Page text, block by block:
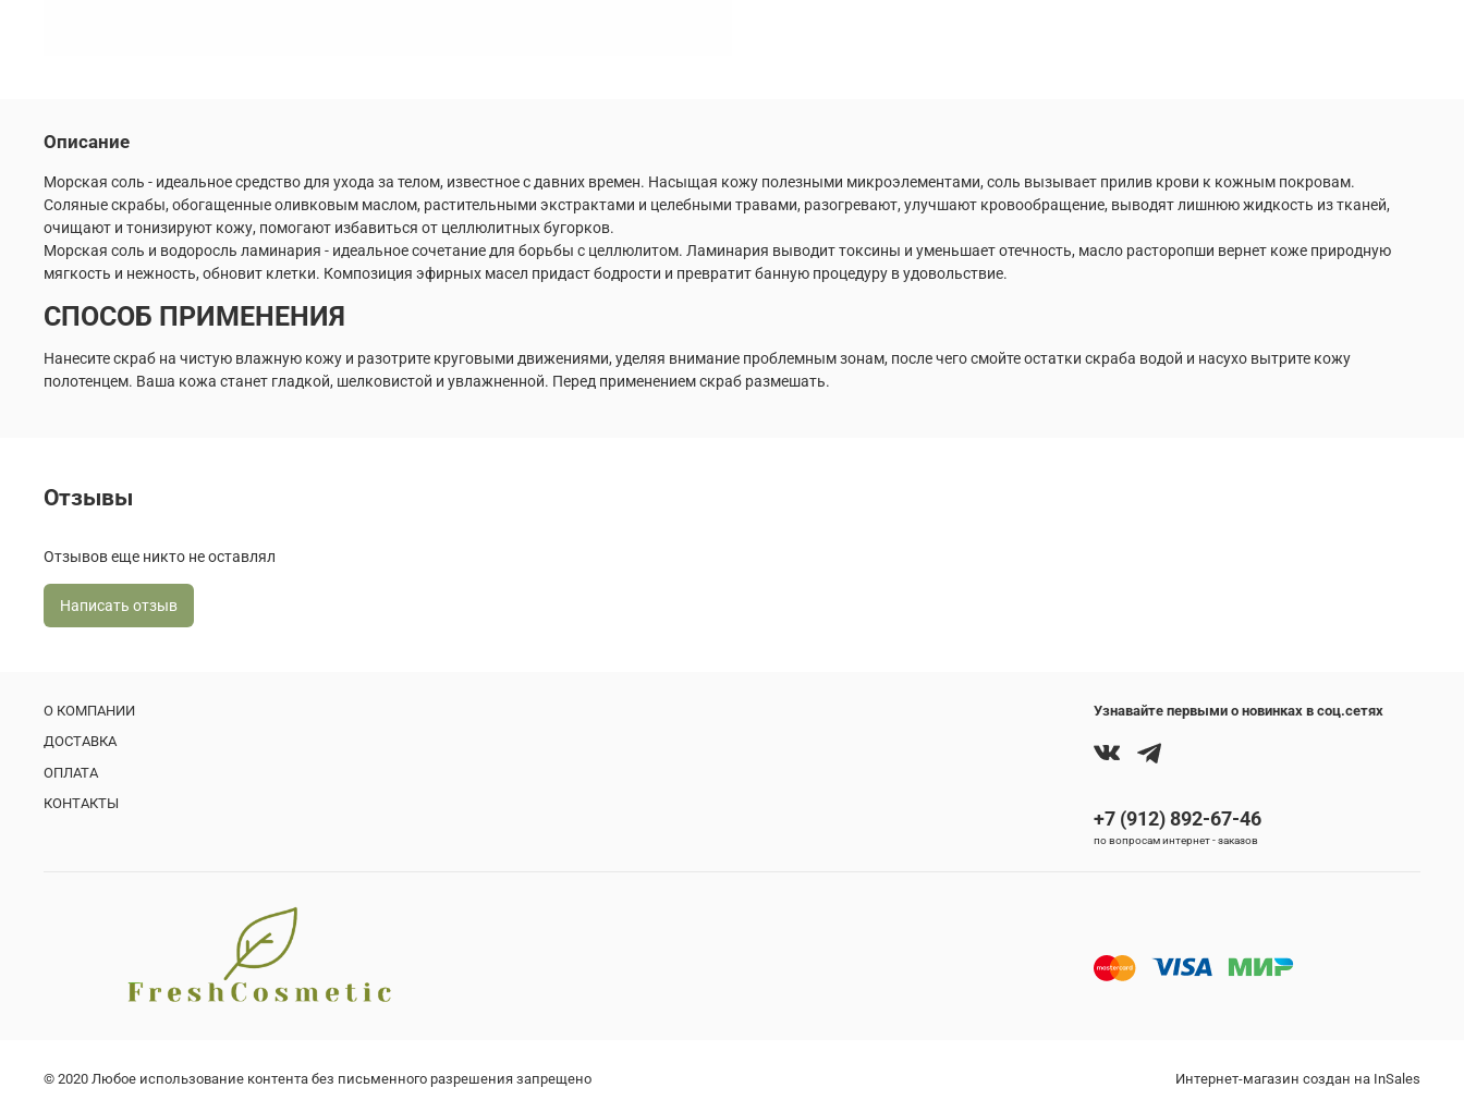
Описание
Морская соль - идеальное средство для ухода за телом, известное с давних времен. Насыщая кожу полезными микроэлементами, соль вызывает прилив крови к кожным покровам.
Соляные скрабы, обогащенные оливковым маслом, растительными экстрактами и целебными травами, разогревают, улучшают кровообращение, выводят лишнюю жидкость из тканей,
очищают и тонизируют кожу, помогают избавиться от целлюлитных бугорков.
Морская соль и водоросль ламинария - идеальное сочетание для борьбы с целлюлитом. Ламинария выводит токсины и уменьшает отечность, масло расторопши вернет коже природную
мягкость и нежность, обновит клетки. Композиция эфирных масел придаст бодрости и превратит банную процедуру в удовольствие.
СПОСОБ ПРИМЕНЕНИЯ
Нанесите скраб на чистую влажную кожу и разотрите круговыми движениями, уделяя внимание проблемным зонам, после чего смойте остатки скраба водой и насухо вытрите кожу
полотенцем. Ваша кожа станет гладкой, шелковистой и увлажненной. Перед применением скраб размешать.
Отзывы
Отзывов еще никто не оставлял
Написать отзыв
О КОМПАНИИ
ДОСТАВКА
ОПЛАТА
КОНТАКТЫ
Узнавайте первыми о новинках в соц.сетях
+7 (912) 892-67-46
по вопросам интернет - заказов
© 2020 Любое использование контента без письменного разрешения запрещено Интернет-магазин создан на InSales